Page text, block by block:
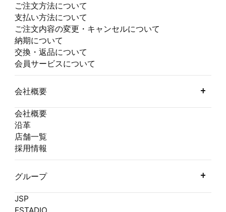
ご注文方法について
支払い方法について
ご注文内容の変更・キャンセルについて
納期について
交換・返品について
会員サービスについて
会社概要
会社概要
沿革
店舗一覧
採用情報
グループ
JSP